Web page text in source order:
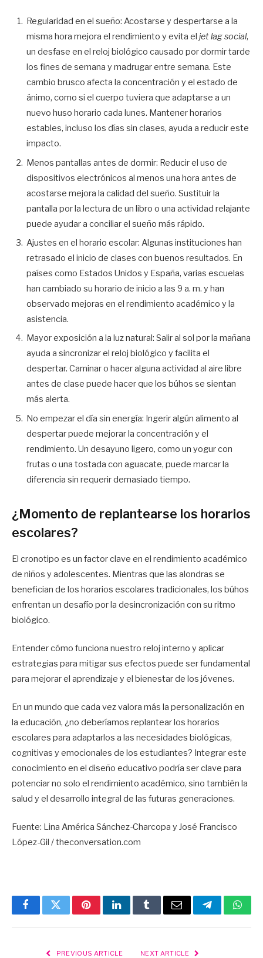
Regularidad en el sueño: Acostarse y despertarse a la
misma hora mejora el rendimiento y evita el jet lag social,
un desfase en el reloj biológico causado por dormir tarde
los fines de semana y madrugar entre semana. Este
cambio brusco afecta la concentración y el estado de
ánimo, como si el cuerpo tuviera que adaptarse a un
nuevo huso horario cada lunes. Mantener horarios
estables, incluso los días sin clases, ayuda a reducir este
impacto.
Menos pantallas antes de dormir: Reducir el uso de
dispositivos electrónicos al menos una hora antes de
acostarse mejora la calidad del sueño. Sustituir la
pantalla por la lectura de un libro o una actividad relajante
puede ayudar a conciliar el sueño más rápido.
Ajustes en el horario escolar: Algunas instituciones han
retrasado el inicio de clases con buenos resultados. En
países como Estados Unidos y España, varias escuelas
han cambiado su horario de inicio a las 9 a. m. y han
observado mejoras en el rendimiento académico y la
asistencia.
Mayor exposición a la luz natural: Salir al sol por la mañana
ayuda a sincronizar el reloj biológico y facilita el
despertar. Caminar o hacer alguna actividad al aire libre
antes de clase puede hacer que los búhos se sientan
más alerta.
No empezar el día sin energía: Ingerir algún alimento al
despertar puede mejorar la concentración y el
rendimiento. Un desayuno ligero, como un yogur con
frutas o una tostada con aguacate, puede marcar la
diferencia sin requerir demasiado tiempo.
¿Momento de replantearse los horarios
escolares?
El cronotipo es un factor clave en el rendimiento académico
de niños y adolescentes. Mientras que las alondras se
benefician de los horarios escolares tradicionales, los búhos
enfrentan un desafío por la desincronización con su ritmo
biológico.
Entender cómo funciona nuestro reloj interno y aplicar
estrategias para mitigar sus efectos puede ser fundamental
para mejorar el aprendizaje y el bienestar de los jóvenes.
En un mundo que cada vez valora más la personalización en
la educación, ¿no deberíamos replantear los horarios
escolares para adaptarlos a las necesidades biológicas,
cognitivas y emocionales de los estudiantes? Integrar este
conocimiento en el diseño educativo podría ser clave para
potenciar no solo el rendimiento académico, sino también la
salud y el desarrollo integral de las futuras generaciones.
Fuente: Lina América Sánchez-Charcopa y José Francisco
López-Gil / theconversation.com
FacebookTwitterPinterestLinkedInTumblrEmail Telegram
PREVIOUS ARTICLE NEXT ARTICLE